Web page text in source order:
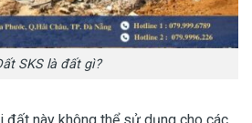
SKS là đất gì?